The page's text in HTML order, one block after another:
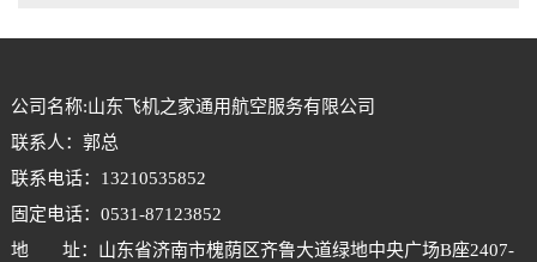
公司名称:山东飞机之家通用航空服务有限公司
联系人：郭总
联系电话：13210535852
固定电话：0531-87123852
地 址：山东省济南市槐荫区齐鲁大道绿地中央广场B座2407-